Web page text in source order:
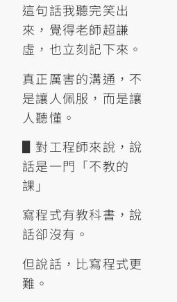
這句話我聽完笑出
來，覺得老師超謙
虛，也立刻記下來。
真正厲害的溝通，不
是讓人佩服，而是讓
人聽懂。
▋對工程師來說，說
話是一門「不教的
課」
寫程式有教科書，說
話卻沒有。
但說話，比寫程式更
難。